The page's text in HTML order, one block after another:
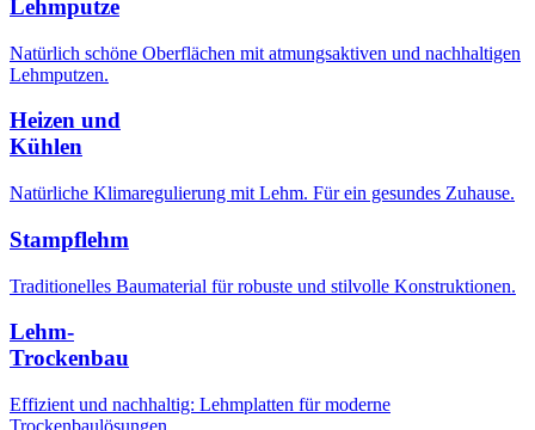
Lehmputze
Natürlich schöne Oberflächen mit atmungsaktiven und nachhaltigen
Lehmputzen.
Heizen und
Kühlen
Natürliche Klimaregulierung mit Lehm. Für ein gesundes Zuhause.
Stampflehm
Traditionelles Baumaterial für robuste und stilvolle Konstruktionen.
Lehm-
Trockenbau
Effizient und nachhaltig: Lehmplatten für moderne
Trockenbaulösungen.